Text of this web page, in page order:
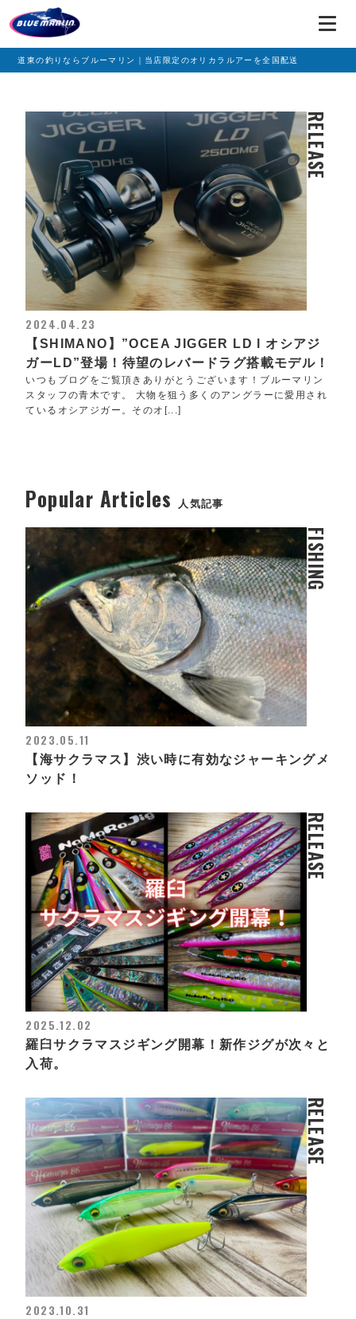
道東の釣りならブルーマリン｜当店限定のオリカラルアーを全国配送
RELEASE
2024.04.23
【SHIMANO】”OCEA JIGGER LD l オシアジ
ガーLD”登場！待望のレバードラグ搭載モデル！
いつもブログをご覧頂きありがとうございます！ブルーマリン
スタッフの青木です。 大物を狙う多くのアングラーに愛用され
ているオシアジガー。そのオ[...]
Popular Articles 人気記事
FISHING
2023.05.11
【海サクラマス】渋い時に有効なジャーキングメ
ソッド！
RELEASE
2025.12.02
羅臼サクラマスジギング開幕！新作ジグが次々と
入荷。
RELEASE
2023.10.31